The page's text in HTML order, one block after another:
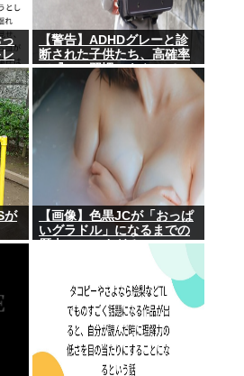
【警告】ADHDグレーと診
断された子供たち、高確率
で『この習慣』をやってい
た→！！！
が
【画像】色黒JCが「おっぱ
いグラドル」になるまでの
歴史、シコすぎるwww